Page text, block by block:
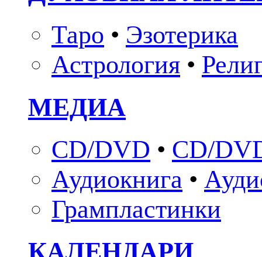
Таро • Эзотерика
Астрология •
МЕДИА
CD/DVD • CD/
Аудиокнига •
Грампластинки